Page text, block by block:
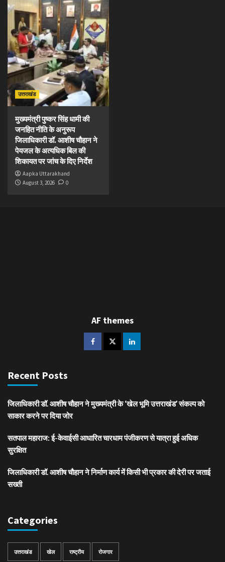
उत्तराखंड
मुख्यमंत्री पुष्कर सिंह धामी की
जनहित नीति के अनुरूप
जिलाधिकारी डॉ. आशीष चौहान ने
पेयजल के अत्यधिक बिल की
शिकायत पर जांच के दिए निर्देश
Aapka Uttarakhand
August 3, 2026
0
AF themes
Recent Posts
जिलाधिकारी डॉ. आशीष चौहान ने मुख्यमंत्री के ‘खेल भूमि उत्तराखंड’ संकल्प को
साकार करने पर दिया जोर
सतपाल महाराज: ई-केवाईसी आधारित चारधाम पंजीकरण से यात्रा हुई अधिक
सुरक्षित
जिलाधिकारी डॉ. आशीष चौहान ने निर्माण कार्य में किसी भी प्रकार की देरी पर जताई
सख्ती
Categories
उत्तराखंड खेल राष्ट्रीय रोजगार